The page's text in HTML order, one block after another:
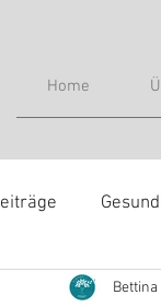
Home
Massageangebote